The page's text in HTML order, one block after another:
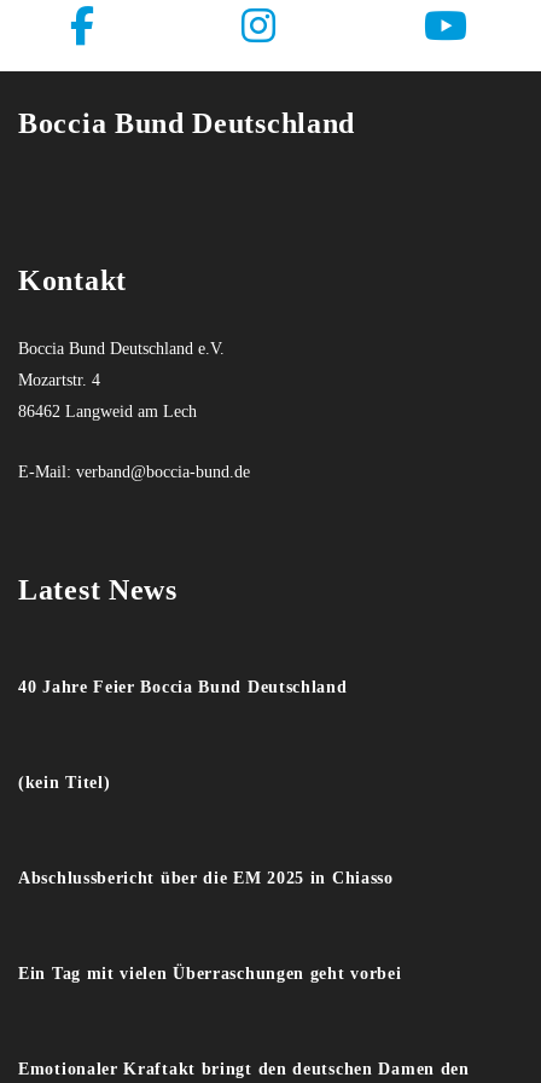
Boccia Bund Deutschland
Kontakt
Boccia Bund Deutschland e.V.
Mozartstr. 4
86462 Langweid am Lech
E-Mail: verband@boccia-bund.de
Latest News
40 Jahre Feier Boccia Bund Deutschland
(kein Titel)
Abschlussbericht über die EM 2025 in Chiasso
Ein Tag mit vielen Überraschungen geht vorbei
Emotionaler Kraftakt bringt den deutschen Damen den